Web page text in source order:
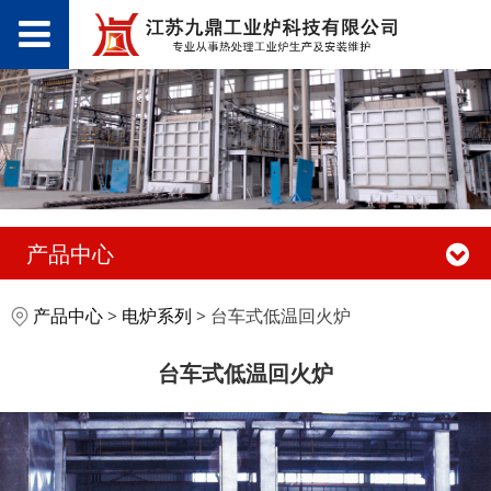
产品中心
台车式低温回火炉
产品中心> 电炉系列 > 台车式低温回火炉
台车式低温回火炉